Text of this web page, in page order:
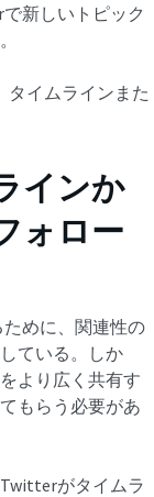
新しいトピック
タイムラインまた
インか
ォロー
めに、関連性の
ている。しか
より広く共有す
もらう必要があ
がタイムラ